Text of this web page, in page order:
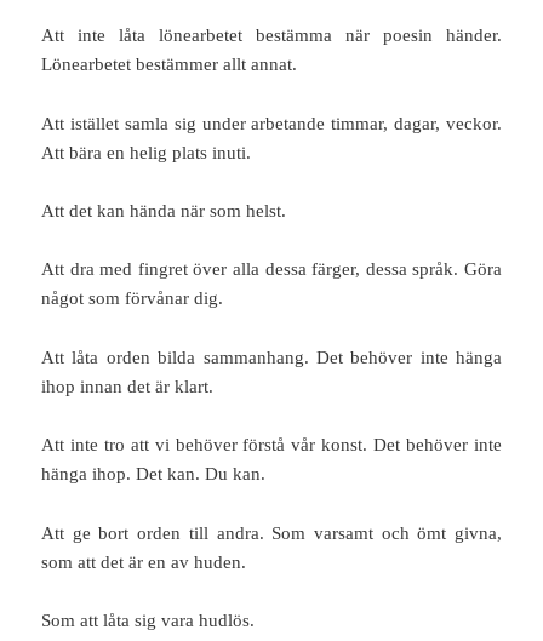
Att inte låta lönearbetet bestämma när poesin händer.
Lönearbetet bestämmer allt annat.
Att istället samla sig under arbetande timmar, dagar, veckor.
Att bära en helig plats inuti.
Att det kan hända när som helst.
Att dra med fingret över alla dessa färger, dessa språk. Göra
något som förvånar dig.
Att låta orden bilda sammanhang. Det behöver inte hänga
ihop innan det är klart.
Att inte tro att vi behöver förstå vår konst. Det behöver inte
hänga ihop. Det kan. Du kan.
Att ge bort orden till andra. Som varsamt och ömt givna,
som att det är en av huden.
Som att låta sig vara hudlös.